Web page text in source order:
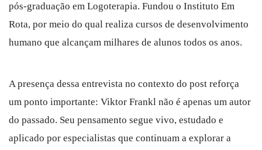
pós-graduação em Logoterapia. Fundou o Instituto Em
Rota, por meio do qual realiza cursos de desenvolvimento
humano que alcançam milhares de alunos todos os anos.
A presença dessa entrevista no contexto do post reforça
um ponto importante: Viktor Frankl não é apenas um autor
do passado. Seu pensamento segue vivo, estudado e
aplicado por especialistas que continuam a explorar a